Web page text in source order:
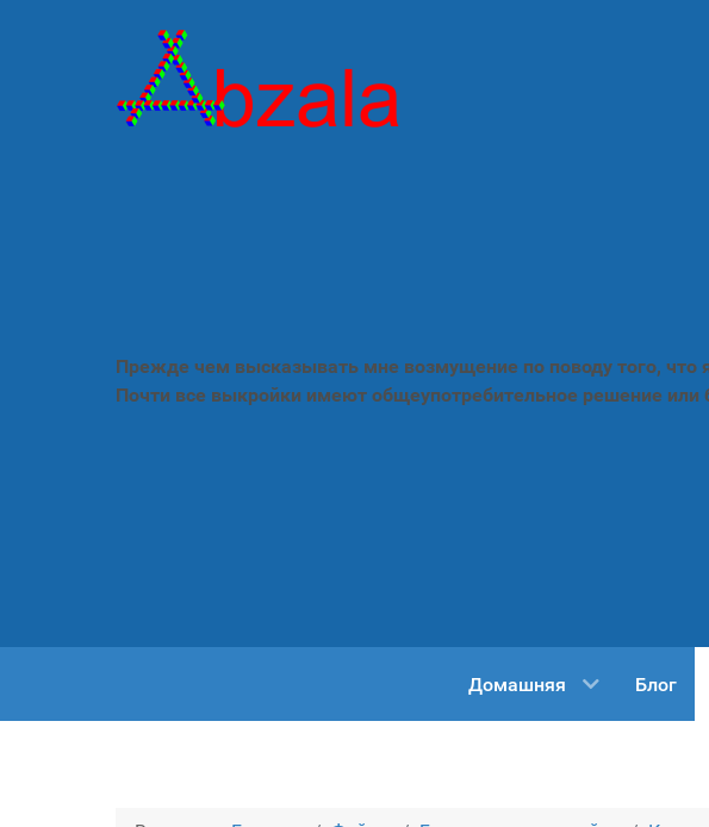
Прежде чем высказывать мне возмущение по поводу того,
Почти все выкройки имеют общеупотребительное решение или
Домашняя Блог